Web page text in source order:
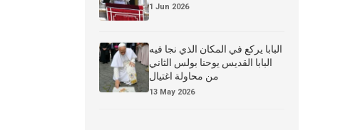
1 Jun 2026
البابا يركع في المكان الذي نجا فيه
البابا القديس يوحنا بولس الثاني
من محاولة اغتيال
13 May 2026